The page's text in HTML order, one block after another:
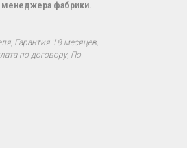
менеджера фабрики.
Гарантия 18 месяцев,
по договору, По